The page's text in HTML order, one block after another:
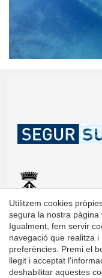
Utilitzem cookies
segura la nostra
Igualment, fem servir
navegació que realitza
preferències. Premi el
llegit i acceptat
deshabilitar aquestes
Guardar